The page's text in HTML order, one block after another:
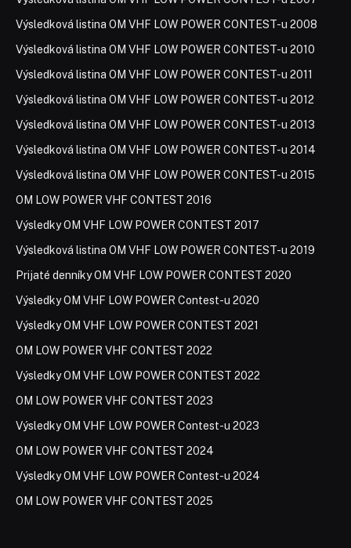
Výsledková listina OM VHF LOW POWER CONTEST-u 2008
Výsledková listina OM VHF LOW POWER CONTEST-u 2010
Výsledková listina OM VHF LOW POWER CONTEST-u 2011
Výsledková listina OM VHF LOW POWER CONTEST-u 2012
Výsledková listina OM VHF LOW POWER CONTEST-u 2013
Výsledková listina OM VHF LOW POWER CONTEST-u 2014
Výsledková listina OM VHF LOW POWER CONTEST-u 2015
OM LOW POWER VHF CONTEST 2016
Výsledky OM VHF LOW POWER CONTEST 2017
Výsledková listina OM VHF LOW POWER CONTEST-u 2019
Prijaté denníky OM VHF LOW POWER CONTEST 2020
Výsledky OM VHF LOW POWER Contest-u 2020
Výsledky OM VHF LOW POWER CONTEST 2021
OM LOW POWER VHF CONTEST 2022
Výsledky OM VHF LOW POWER CONTEST 2022
OM LOW POWER VHF CONTEST 2023
Výsledky OM VHF LOW POWER Contest-u 2023
OM LOW POWER VHF CONTEST 2024
Výsledky OM VHF LOW POWER Contest-u 2024
OM LOW POWER VHF CONTEST 2025